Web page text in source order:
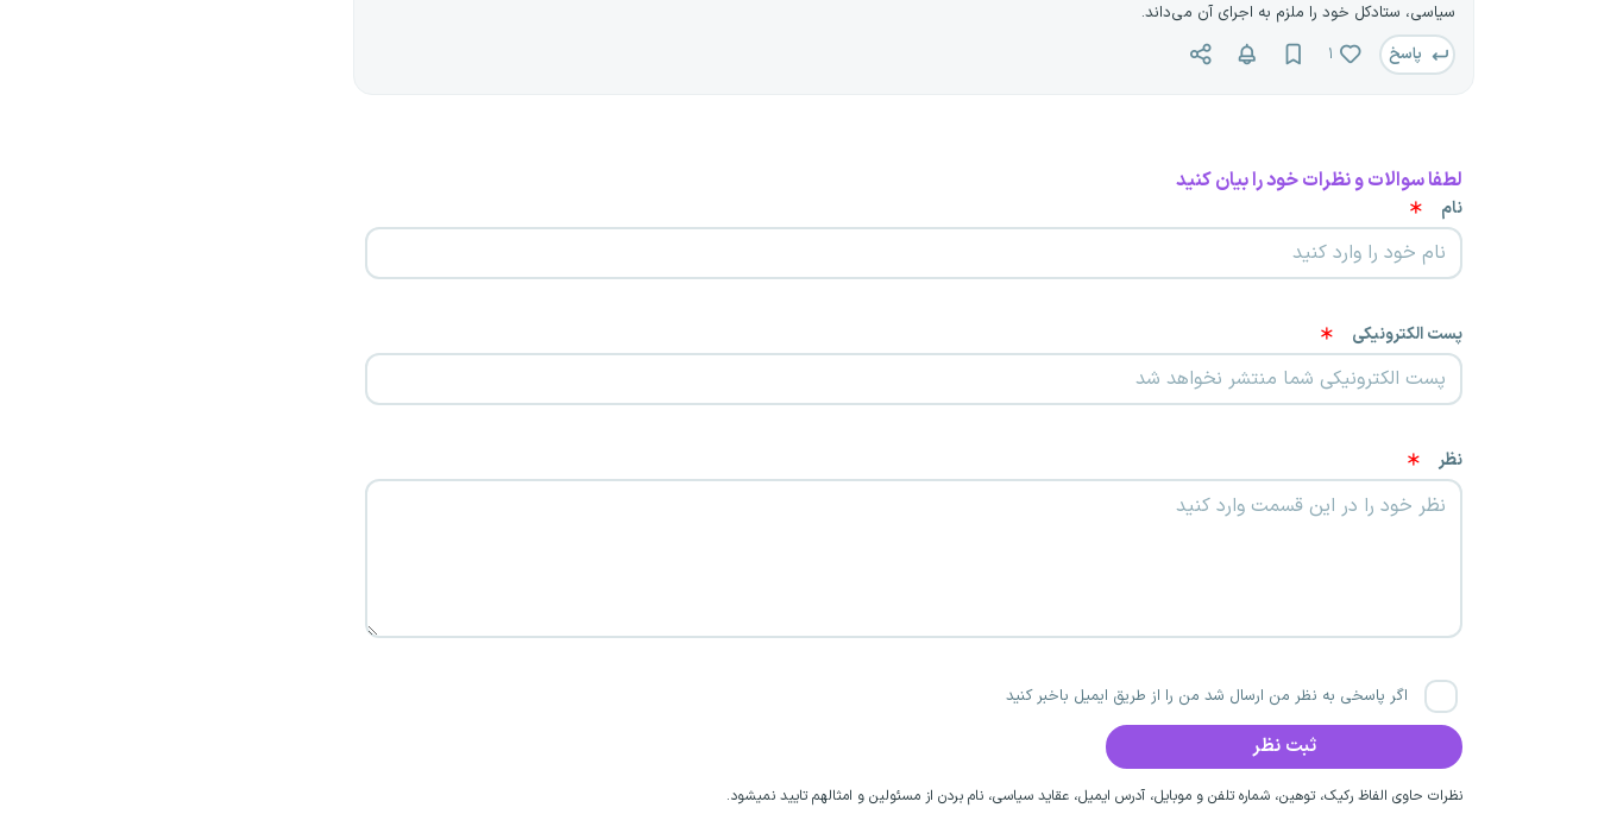
سیاسی، ستادکل خود را ملزم به اجرای آن می‌داند.
پاسخ
۱
لطفا سوالات و نظرات خود را بیان کنید
نام
پست الکترونیکی
نظر
اگر پاسخی به نظر من ارسال شد من را از طریق ایمیل باخبر کنید
نظرات حاوی الفاظ رکیک، توهین، شماره تلفن و موبایل، آدرس ایمیل، عقاید سیاسی، نام بردن از مسئولین و امثالهم تایید نمیشود.